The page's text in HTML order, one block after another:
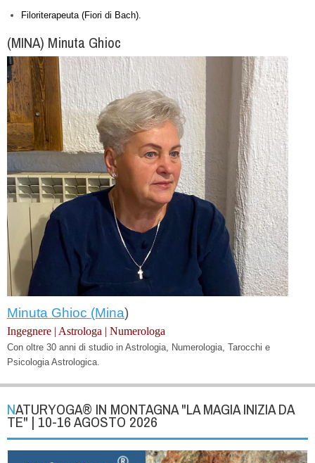
Filoriterapeuta (Fiori di Bach).
(MINA) Minuta Ghioc
Minuta Ghioc (Mina)
Ingegnere | Astrologa | Numerologa
Con oltre 30 anni di studio in Astrologia, Numerologia, Tarocchi e
Psicologia Astrologica.
NATURYOGA® IN MONTAGNA "LA MAGIA INIZIA DA
TE" | 10-16 AGOSTO 2026